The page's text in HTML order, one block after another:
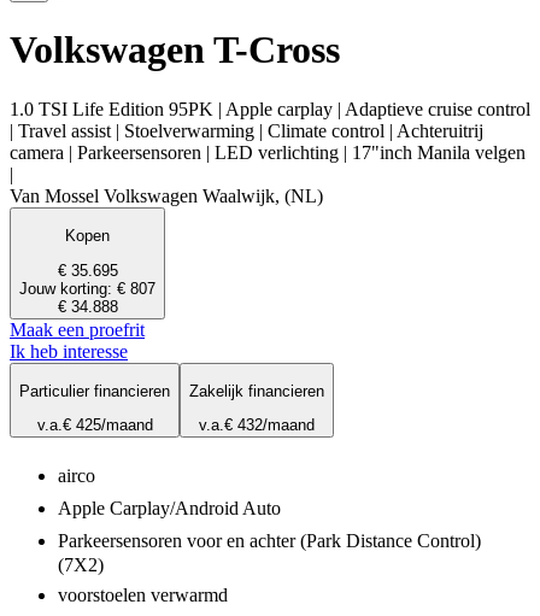
Volkswagen T-Cross
1.0 TSI Life Edition 95PK | Apple carplay | Adaptieve cruise control
| Travel assist | Stoelverwarming | Climate control | Achteruitrij
camera | Parkeersensoren | LED verlichting | 17"inch Manila velgen
|
Van Mossel Volkswagen Waalwijk, (NL)
Kopen
€ 35.695
Jouw korting: € 807
€ 34.888
Maak een proefrit
Ik heb interesse
Particulier financieren
v.a.€ 425/maand
Zakelijk financieren
v.a.€ 432/maand
airco
Apple Carplay/Android Auto
Parkeersensoren voor en achter (Park Distance Control)
(7X2)
voorstoelen verwarmd